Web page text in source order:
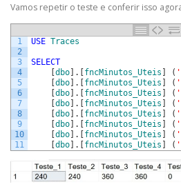
Vamos repetir o teste e conferir isso
1
2
3
4
5
6
7
8
9
10
11
USE Traces
SELECT
[dbo] . [fncMinutos_Uteis ] (
[dbo] . [fncMinutos_Uteis ] (
[dbo] . [fncMinutos_Uteis ] (
[dbo] . [fncMinutos_Uteis ] (
[dbo] . [fncMinutos_Uteis ] (
[dbo] . [fncMinutos_Uteis ] (
[dbo] . [fncMinutos_Uteis ] (
[dbo] . [fncMinutos_Uteis ] (